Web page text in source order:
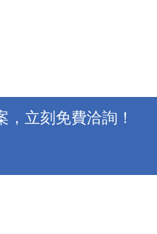
立刻免費洽詢！